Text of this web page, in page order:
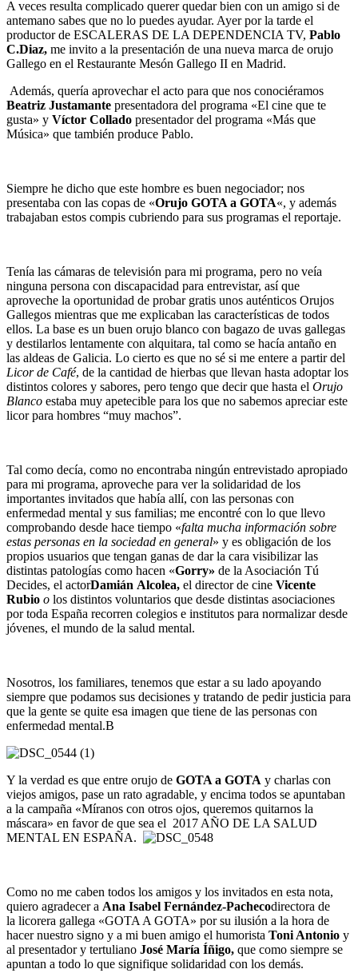
A veces resulta complicado querer quedar bien con un amigo si de
antemano sabes que no lo puedes ayudar. Ayer por la tarde el
productor de ESCALERAS DE LA DEPENDENCIA TV, Pablo
C.Diaz, me invito a la presentación de una nueva marca de orujo
Gallego en el Restaurante Mesón Gallego II en Madrid.
Además, quería aprovechar el acto para que nos conociéramos
Beatriz Justamante presentadora del programa «El cine que te
gusta» y Víctor Collado presentador del programa «Más que
Música» que también produce Pablo.
Siempre he dicho que este hombre es buen negociador; nos
presentaba con las copas de «Orujo GOTA a GOTA«, y además
trabajaban estos compis cubriendo para sus programas el reportaje.
Tenía las cámaras de televisión para mi programa, pero no veía
ninguna persona con discapacidad para entrevistar, así que
aproveche la oportunidad de probar gratis unos auténticos Orujos
Gallegos mientras que me explicaban las características de todos
ellos. La base es un buen orujo blanco con bagazo de uvas gallegas
y destilarlos lentamente con alquitara, tal como se hacía antaño en
las aldeas de Galicia. Lo cierto es que no sé si me entere a partir del
Licor de Café, de la cantidad de hierbas que llevan hasta adoptar los
distintos colores y sabores, pero tengo que decir que hasta el Orujo
Blanco estaba muy apetecible para los que no sabemos apreciar este
licor para hombres “muy machos”.
Tal como decía, como no encontraba ningún entrevistado apropiado
para mi programa, aproveche para ver la solidaridad de los
importantes invitados que había allí, con las personas con
enfermedad mental y sus familias; me encontré con lo que llevo
comprobando desde hace tiempo «falta mucha información sobre
estas personas en la sociedad en general» y es obligación de los
propios usuarios que tengan ganas de dar la cara visibilizar las
distintas patologías como hacen «Gorry» de la Asociación Tú
Decides, el actorDamián Alcolea, el director de cine Vicente
Rubio o los distintos voluntarios que desde distintas asociaciones
por toda España recorren colegios e institutos para normalizar desde
jóvenes, el mundo de la salud mental.
Nosotros, los familiares, tenemos que estar a su lado apoyando
siempre que podamos sus decisiones y tratando de pedir justicia para
que la gente se quite esa imagen que tiene de las personas con
enfermedad mental.B
Y la verdad es que entre orujo de GOTA a GOTA y charlas con
viejos amigos, pase un rato agradable, y encima todos se apuntaban
a la campaña «Míranos con otros ojos, queremos quitarnos la
máscara» en favor de que sea el 2017 AÑO DE LA SALUD
MENTAL EN ESPAÑA.
Como no me caben todos los amigos y los invitados en esta nota,
quiero agradecer a Ana Isabel Fernández-Pachecodirectora de
la licorera gallega «GOTA A GOTA» por su ilusión a la hora de
hacer nuestro signo y a mi buen amigo el humorista Toni Antonio y
al presentador y tertuliano José María Íñigo, que como siempre se
apuntan a todo lo que signifique solidaridad con los demás.